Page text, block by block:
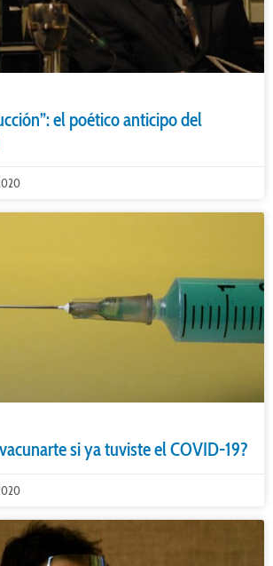
el poético anticipo del
si ya tuviste el COVID-19?